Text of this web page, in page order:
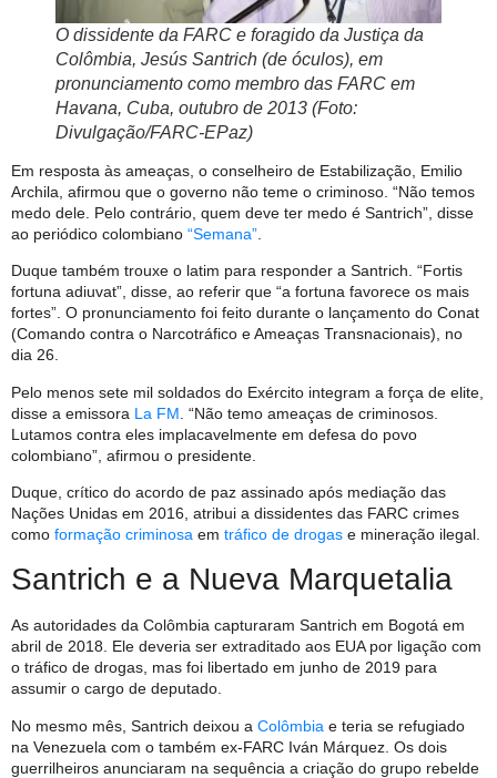
O dissidente da FARC e foragido da Justiça da
Colômbia, Jesús Santrich (de óculos), em
pronunciamento como membro das FARC em
Havana, Cuba, outubro de 2013 (Foto:
Divulgação/FARC-EPaz)
Em resposta às ameaças, o conselheiro de Estabilização, Emilio
Archila, afirmou que o governo não teme o criminoso. “Não temos
medo dele. Pelo contrário, quem deve ter medo é Santrich”, disse
ao periódico colombiano “Semana”
Duque também trouxe o latim para responder a Santrich. “Fortis
fortuna adiuvat”, disse, ao referir que “a fortuna favorece os mais
fortes”. O pronunciamento foi feito durante o lançamento do Conat
(Comando contra o Narcotráfico e Ameaças Transnacionais), no
dia 26.
Pelo menos sete mil soldados do Exército integram a força de elite,
disse a emissora La FM . “Não temo ameaças de criminosos.
Lutamos contra eles implacavelmente em defesa do povo
colombiano”, afirmou o presidente.
Duque, crítico do acordo de paz assinado após mediação das
Nações Unidas em 2016, atribui a dissidentes das FARC crimes
como formação criminosa em tráfico de drogas e mineração ilegal.
Santrich e a Nueva Marquetalia
As autoridades da Colômbia capturaram Santrich em Bogotá em
abril de 2018. Ele deveria ser extraditado aos EUA por ligação com
o tráfico de drogas, mas foi libertado em junho de 2019 para
assumir o cargo de deputado.
No mesmo mês, Santrich deixou a Colômbia e teria se refugiado
na Venezuela com o também ex-FARC Iván Márquez. Os dois
guerrilheiros anunciaram na sequência a criação do grupo rebelde